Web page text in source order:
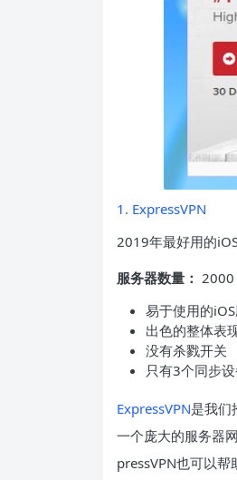
1. ExpressVPN
2019年最好用的
服务器数量：
易于使用的
出色的整体表
没有杀戮开关
只有3个同步
ExpressVPN是我们
一个庞大的服务器
pressVPN也可以